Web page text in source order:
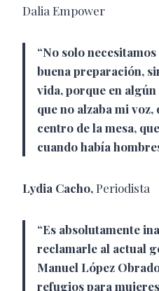
Dalia Empower
“No solo
buena preparación,
vida, porque en
que no alzaba mi voz,
centro de la mesa,
cuando había
Lydia Cacho,Periodista
“Es absolutamente
reclamarle al actual
Manuel López
refugios para